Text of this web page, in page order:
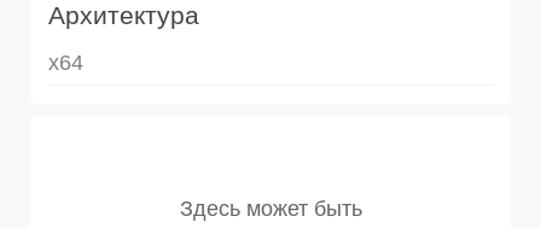
Архитектура
x64